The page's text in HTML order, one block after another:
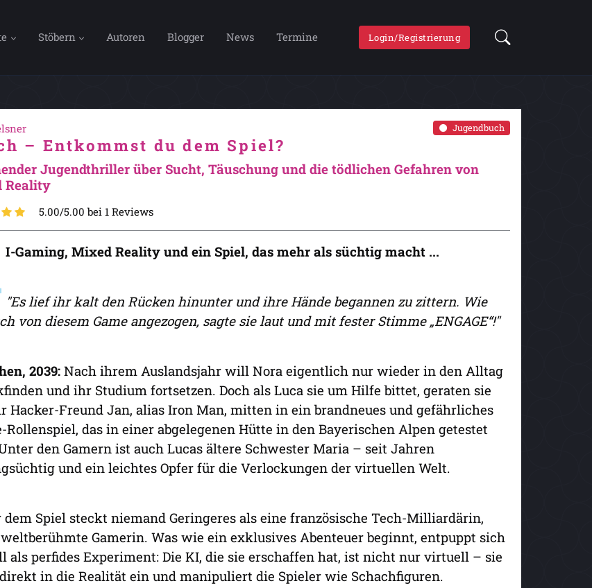
Stöbern Autoren Blogger News Termine Login/Registrierung
Jugendbuch
– Entkommst du dem Spiel?
Jugendthriller über Sucht, Täuschung und die tödlichen Gefahren von
Reality
5.00/5.00 bei 1 Reviews
I-Gaming, Mixed Reality und ein Spiel, das mehr als süchtig macht ...
"Es lief ihr kalt den Rücken hinunter und ihre Hände begannen zu zittern. Wie
von diesem Game angezogen, sagte sie laut und mit fester Stimme „ENGAGE“!"
2039: Nach ihrem Auslandsjahr will Nora eigentlich nur wieder in den Alltag
und ihr Studium fortsetzen. Doch als Luca sie um Hilfe bittet, geraten sie
Hacker-Freund Jan, alias Iron Man, mitten in ein brandneues und gefährliches
Rollenspiel, das in einer abgelegenen Hütte in den Bayerischen Alpen getestet
den Gamern ist auch Lucas ältere Schwester Maria – seit Jahren
und ein leichtes Opfer für die Verlockungen der virtuellen Welt.
Spiel steckt niemand Geringeres als eine französische Tech-Milliardärin,
Gamerin. Was wie ein exklusives Abenteuer beginnt, entpuppt sich
als perfides Experiment: Die KI, die sie erschaffen hat, ist nicht nur virtuell – sie
in die Realität ein und manipuliert die Spieler wie Schachfiguren.